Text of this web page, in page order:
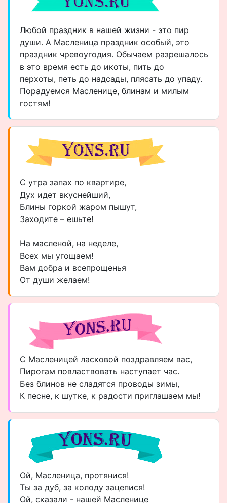
Любой праздник в нашей жизни - это пир
души. А Масленица праздник особый, это
праздник чревоугодия. Обычаем разрешалось
в это время есть до икоты, пить до
перхоты, петь до надсады, плясать до упаду.
Порадуемся Масленице, блинам и милым
гостям!
С утра запах по квартире,
Дух идет вкуснейший,
Блины горкой жаром пышут,
Заходите – ешьте!
На масленой, на неделе,
Всех мы угощаем!
Вам добра и всепрощенья
От души желаем!
С Масленицей ласковой поздравляем вас,
Пирогам повластвовать наступает час.
Без блинов не сладятся проводы зимы,
К песне, к шутке, к радости приглашаем мы!
Ой, Масленица, протянися!
Ты за дуб, за колоду зацепися!
Ой, сказали - нашей Масленице